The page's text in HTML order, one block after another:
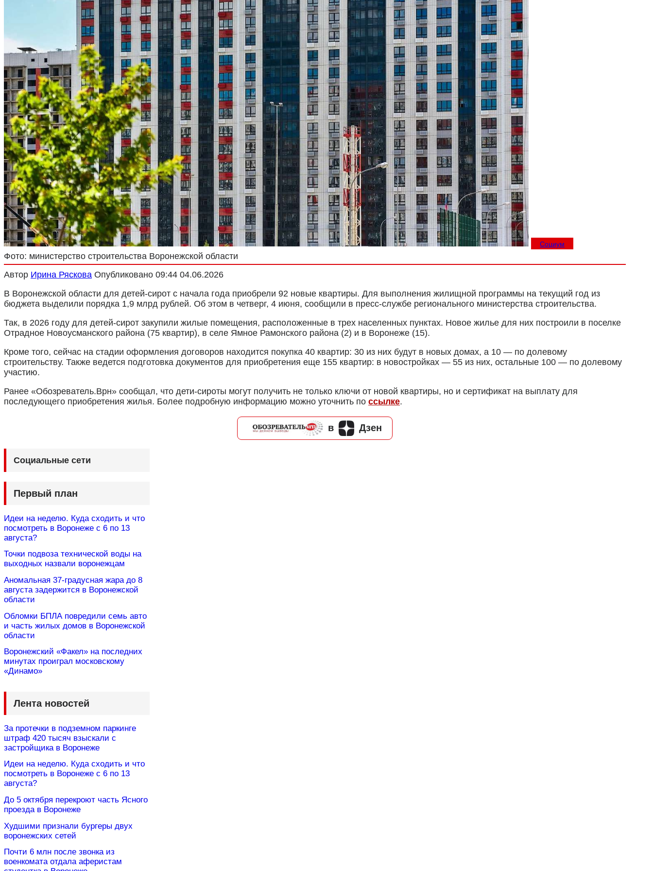
Черноземье
Социум
Фото: министерство строительства Воронежской области
Автор Ирина Ряскова Опубликовано 09:44 04.06.2026
В Воронежской области для детей-сирот с начала года приобрели 92 новые квартиры. Для выполнения жилищной программы на текущий год из
бюджета выделили порядка 1,9 млрд рублей. Об этом в четверг, 4 июня, сообщили в пресс-службе регионального министерства строительства.
Так, в 2026 году для детей-сирот закупили жилые помещения, расположенные в трех населенных пунктах. Новое жилье для них построили в поселке
Отрадное Новоусманского района (75 квартир), в селе Ямное Рамонского района (2) и в Воронеже (15).
Кроме того, сейчас на стадии оформления договоров находится покупка 40 квартир: 30 из них будут в новых домах, а 10 — по долевому
строительству. Также ведется подготовка документов для приобретения еще 155 квартир: в новостройках — 55 из них, остальные 100 — по долевому
участию.
Ранее «Обозреватель.Врн» сообщал, что дети-сироты могут получить не только ключи от новой квартиры, но и сертификат на выплату для
последующего приобретения жилья. Более подробную информацию можно уточнить по ссылке.
в Дзен
Социальные сети
Первый план
Идеи на неделю. Куда сходить и что
посмотреть в Воронеже с 6 по 13
августа?
Точки подвоза технической воды на
выходных назвали воронежцам
Аномальная 37-градусная жара до 8
августа задержится в Воронежской
области
Обломки БПЛА повредили семь авто
и часть жилых домов в Воронежской
области
Воронежский «Факел» на последних
минутах проиграл московскому
«Динамо»
Лента новостей
За протечки в подземном паркинге
штраф 420 тысяч взыскали с
застройщика в Воронеже
Идеи на неделю. Куда сходить и что
посмотреть в Воронеже с 6 по 13
августа?
До 5 октября перекроют часть Ясного
проезда в Воронеже
Худшими признали бургеры двух
воронежских сетей
Почти 6 млн после звонка из
военкомата отдала аферистам